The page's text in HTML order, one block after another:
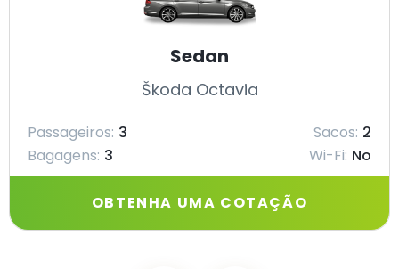
Sedan
Škoda Octavia
Passageiros: 3 Sacos: 2
Bagagens: 3 Wi-Fi: No
OBTENHA UMA COTAÇÃO